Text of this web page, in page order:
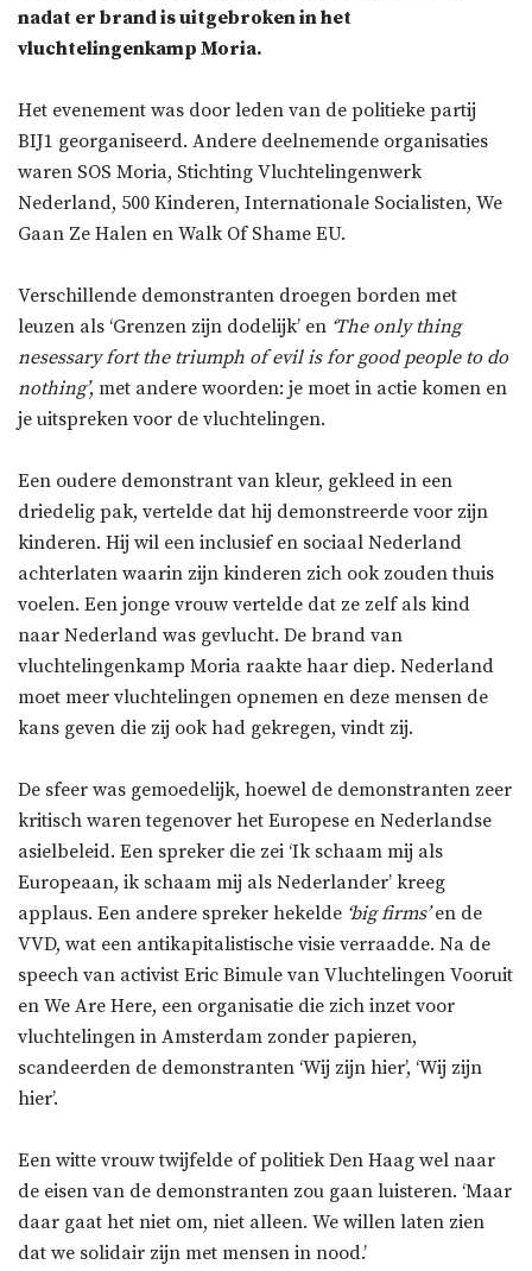
nadat er brand is uitgebroken in het
vluchtelingenkamp Moria.
Het evenement was door leden van de politieke partij
BIJ1 georganiseerd. Andere deelnemende organisaties
waren SOS Moria, Stichting Vluchtelingenwerk
Nederland, 500 Kinderen, Internationale Socialisten, We
Gaan Ze Halen en Walk Of Shame EU.
Verschillende demonstranten droegen borden met
leuzen als ‘Grenzen zijn dodelijk’ en ‘The only thing
nesessary fort the triumph of evil is for good people to do
nothing’, met andere woorden: je moet in actie komen en
je uitspreken voor de vluchtelingen.
Een oudere demonstrant van kleur, gekleed in een
driedelig pak, vertelde dat hij demonstreerde voor zijn
kinderen. Hij wil een inclusief en sociaal Nederland
achterlaten waarin zijn kinderen zich ook zouden thuis
voelen. Een jonge vrouw vertelde dat ze zelf als kind
naar Nederland was gevlucht. De brand van
vluchtelingenkamp Moria raakte haar diep. Nederland
moet meer vluchtelingen opnemen en deze mensen de
kans geven die zij ook had gekregen, vindt zij.
De sfeer was gemoedelijk, hoewel de demonstranten zeer
kritisch waren tegenover het Europese en Nederlandse
asielbeleid. Een spreker die zei ‘Ik schaam mij als
Europeaan, ik schaam mij als Nederlander’ kreeg
applaus. Een andere spreker hekelde ‘big firms’en de
VVD, wat een antikapitalistische visie verraadde. Na de
speech van activist Eric Bimule van Vluchtelingen Vooruit
en We Are Here, een organisatie die zich inzet voor
vluchtelingen in Amsterdam zonder papieren,
scandeerden de demonstranten ‘Wij zijn hier’, ‘Wij zijn
hier’.
Een witte vrouw twijfelde of politiek Den Haag wel naar
de eisen van de demonstranten zou gaan luisteren. ‘Maar
daar gaat het niet om, niet alleen. We willen laten zien
dat we solidair zijn met mensen in nood.’